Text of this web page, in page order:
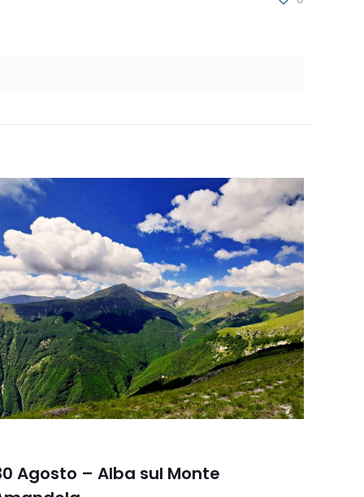
Agosto – Alba sul Monte